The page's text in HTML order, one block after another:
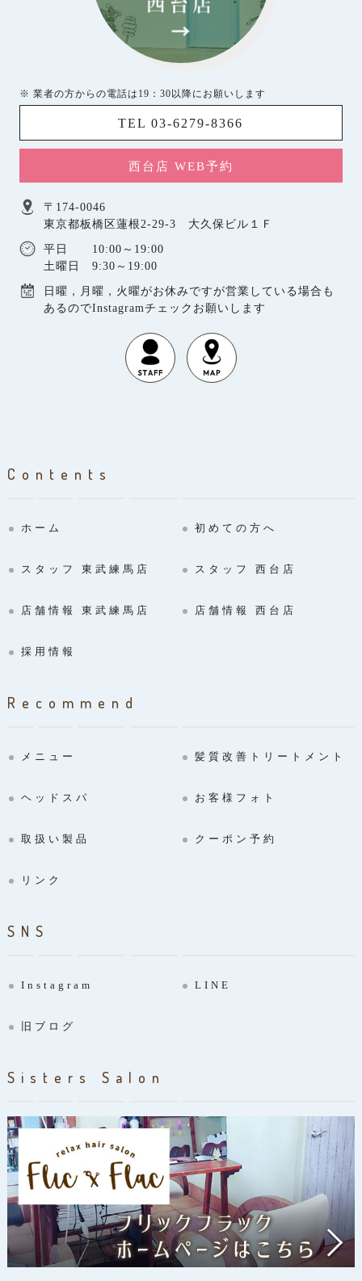
※ 業者の方からの電話は19：30以降にお願いします
TEL 03-6279-8366
西台店 WEB予約
〒174-0046
東京都板橋区蓮根2-29-3 大久保ビル１Ｆ
平日 10:00～19:00
土曜日 9:30～19:00
日曜，月曜，火曜がお休みですが営業している場合も
あるのでInstagramチェックお願いします
Contents
ホーム 初めての方へ
スタッフ 東武練馬店 スタッフ 西台店
店舗情報 東武練馬店 店舗情報 西台店
採用情報
Recommend
メニュー 髪質改善トリートメント
ヘッドスパ お客様フォト
取扱い製品 クーポン予約
リンク
SNS
Instagram LINE
旧ブログ
Sisters Salon